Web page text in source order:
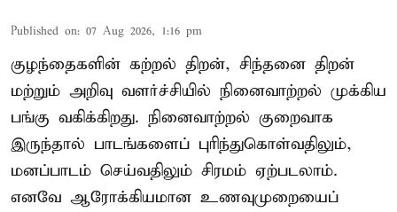
Published on: 07 Aug 2026, 1:16 pm
குழந்தைகளின் கற்றல் திறன், சிந்தனை திறன்
மற்றும் அறிவு வளர்ச்சியில் நினைவாற்றல் முக்கிய
பங்கு வகிக்கிறது. நினைவாற்றல் குறைவாக
இருந்தால் பாடங்களைப் புரிந்துகொள்வதிலும்,
மனப்பாடம் செய்வதிலும் சிரமம் ஏற்படலாம்.
எனவே ஆரோக்கியமான உணவுமுறையைப்